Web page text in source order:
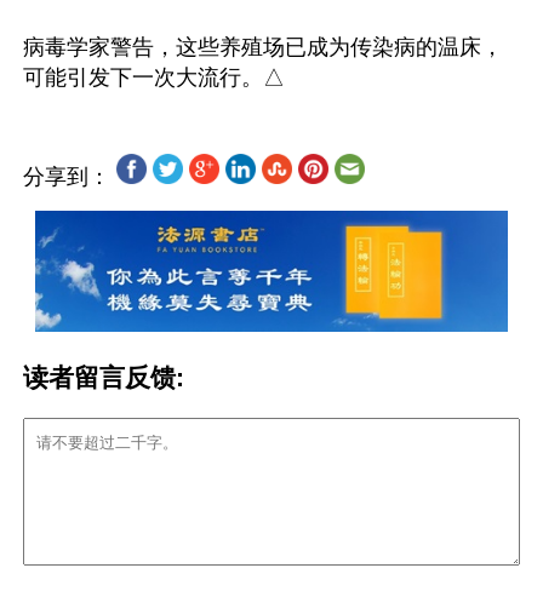
病毒学家警告，这些养殖场已成为传染病的温床，
分享到：
读者留言反馈: